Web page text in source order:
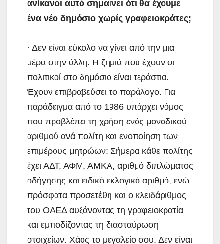
ανίκανοι αυτό σημαίνει ότι θα έχουμε
ένα νέο δημόσιο χωρίς γραφειοκράτες;
· Δεν είναι εύκολο να γίνει από την μια
μέρα στην άλλη. Η ζημιά που έχουν οι
πολιτικοί στο δημόσιο είναι τεράστια.
Έχουν επιβραβεύσει το παράλογο. Για
παράδειγμα από το 1986 υπάρχει νόμος
που προβλέπει τη χρήση ενός μοναδικού
αριθμού ανά πολίτη και ενοποίηση των
επιμέρους μητρώων: Σήμερα κάθε πολίτης
έχει ΑΔΤ, ΑΦΜ, ΑΜΚΑ, αριθμό διπλώματος
οδήγησης και ειδικό εκλογικό αριθμό, ενώ
πρόσφατα προσετέθη και ο κλειδάριθμος
του ΟΑΕΔ αυξάνοντας τη γραφειοκρατία
και εμποδίζοντας τη διασταύρωση
στοιχείων. Χάος το μεγαλείο σου. Δεν είναι